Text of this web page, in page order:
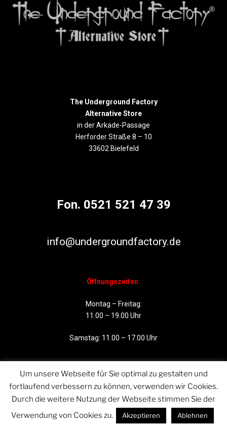
The Underground Factory
Alternative Store
in der Arkade-Passage
Herforder Straße 8 – 10
33602 Bielefeld
Fon. 0521 521 47 39
info@undergroundfactory.de
Öffnungszeiten:
Montag – Freitag:
11.00 – 19.00 Uhr
Samstag: 11.00 – 17.00 Uhr
Um unsere Webseite für Sie optimal zu gestalten und
fortlaufend verbessern zu können, verwenden wir Cookies.
Durch die weitere Nutzung der Webseite stimmen Sie der
Verwendung von Cookies zu.
Akzeptieren Ablehnen